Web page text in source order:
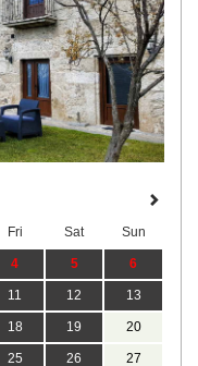
Fri Sat Sun
4 5 6
11 12 13
18 19 20
25 26 27